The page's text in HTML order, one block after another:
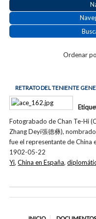
Ordenar
RETRATO DEL TENIENTE
Fotograbado de Chan Te-Hi
Zhang Deyi張德彝),
fue el representante de China
1902-05-22
Yi,China en España,